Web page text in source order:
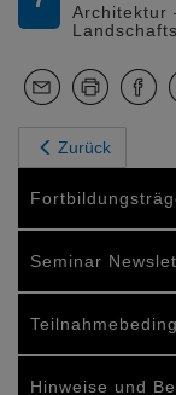
Architektur
Zurück
Seminar
Hinweise und